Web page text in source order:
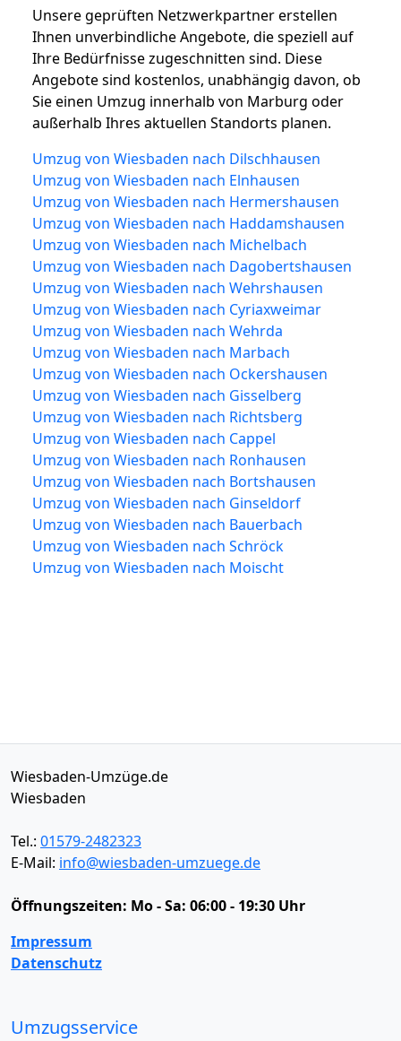
Unsere geprüften Netzwerkpartner erstellen
Ihnen unverbindliche Angebote, die speziell auf
Ihre Bedürfnisse zugeschnitten sind. Diese
Angebote sind kostenlos, unabhängig davon, ob
Sie einen Umzug innerhalb von Marburg oder
außerhalb Ihres aktuellen Standorts planen.
Umzug von Wiesbaden nach Dilschhausen
Umzug von Wiesbaden nach Elnhausen
Umzug von Wiesbaden nach Hermershausen
Umzug von Wiesbaden nach Haddamshausen
Umzug von Wiesbaden nach Michelbach
Umzug von Wiesbaden nach Dagobertshausen
Umzug von Wiesbaden nach Wehrshausen
Umzug von Wiesbaden nach Cyriaxweimar
Umzug von Wiesbaden nach Wehrda
Umzug von Wiesbaden nach Marbach
Umzug von Wiesbaden nach Ockershausen
Umzug von Wiesbaden nach Gisselberg
Umzug von Wiesbaden nach Richtsberg
Umzug von Wiesbaden nach Cappel
Umzug von Wiesbaden nach Ronhausen
Umzug von Wiesbaden nach Bortshausen
Umzug von Wiesbaden nach Ginseldorf
Umzug von Wiesbaden nach Bauerbach
Umzug von Wiesbaden nach Schröck
Umzug von Wiesbaden nach Moischt
Wiesbaden-Umzüge.de
Wiesbaden
Tel.: 01579-2482323
E-Mail: info@wiesbaden-umzuege.de
Öffnungszeiten: Mo - Sa: 06:00 - 19:30 Uhr
Impressum
Datenschutz
Umzugsservice